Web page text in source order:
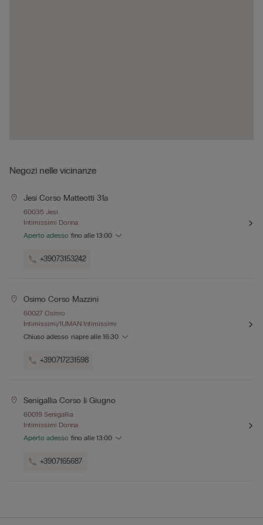
Negozi nelle vicinanze
Jesi Corso Matteotti 31a
60035 Jesi
Intimissimi Donna
Aperto adesso fino alle 13:00
+39073153242
Osimo Corso Mazzini
60027 Osimo
Intimissimi/IUMAN Intimissimi
Chiuso adesso riapre alle 16:30
+390717231598
Senigallia Corso Ii Giugno
60019 Senigallia
Intimissimi Donna
Aperto adesso fino alle 13:00
+3907165687